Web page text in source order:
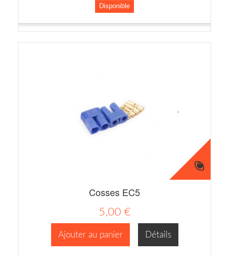
Disponible
Cosses EC5
5,00 €
Ajouter au panier Détails